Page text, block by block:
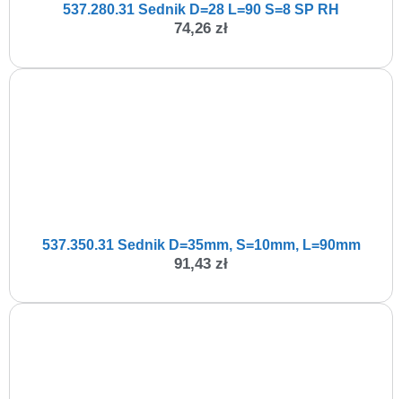
537.280.31 Sednik D=28 L=90 S=8 SP RH
74,26 zł
537.350.31 Sednik D=35mm, S=10mm, L=90mm
91,43 zł